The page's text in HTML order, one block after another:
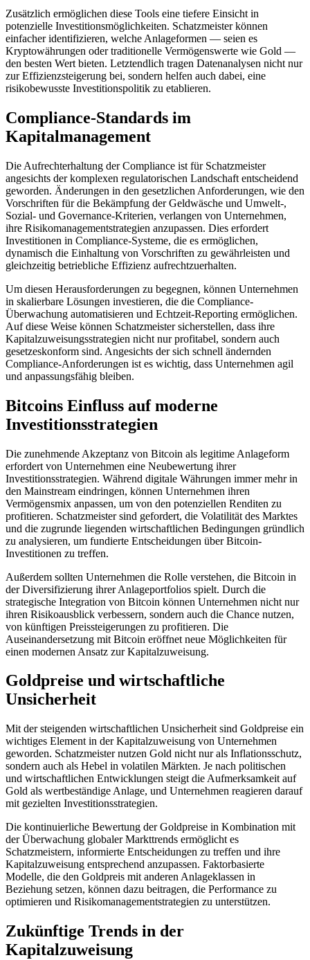
Zusätzlich ermöglichen diese Tools eine tiefere Einsicht in
potenzielle Investitionsmöglichkeiten. Schatzmeister können
einfacher identifizieren, welche Anlageformen — seien es
Kryptowährungen oder traditionelle Vermögenswerte wie Gold —
den besten Wert bieten. Letztendlich tragen Datenanalysen nicht nur
zur Effizienzsteigerung bei, sondern helfen auch dabei, eine
risikobewusste Investitionspolitik zu etablieren.
Compliance-Standards im
Kapitalmanagement
Die Aufrechterhaltung der Compliance ist für Schatzmeister
angesichts der komplexen regulatorischen Landschaft entscheidend
geworden. Änderungen in den gesetzlichen Anforderungen, wie den
Vorschriften für die Bekämpfung der Geldwäsche und Umwelt-,
Sozial- und Governance-Kriterien, verlangen von Unternehmen,
ihre Risikomanagementstrategien anzupassen. Dies erfordert
Investitionen in Compliance-Systeme, die es ermöglichen,
dynamisch die Einhaltung von Vorschriften zu gewährleisten und
gleichzeitig betriebliche Effizienz aufrechtzuerhalten.
Um diesen Herausforderungen zu begegnen, können Unternehmen
in skalierbare Lösungen investieren, die die Compliance-
Überwachung automatisieren und Echtzeit-Reporting ermöglichen.
Auf diese Weise können Schatzmeister sicherstellen, dass ihre
Kapitalzuweisungsstrategien nicht nur profitabel, sondern auch
gesetzeskonform sind. Angesichts der sich schnell ändernden
Compliance-Anforderungen ist es wichtig, dass Unternehmen agil
und anpassungsfähig bleiben.
Bitcoins Einfluss auf moderne
Investitionsstrategien
Die zunehmende Akzeptanz von Bitcoin als legitime Anlageform
erfordert von Unternehmen eine Neubewertung ihrer
Investitionsstrategien. Während digitale Währungen immer mehr in
den Mainstream eindringen, können Unternehmen ihren
Vermögensmix anpassen, um von den potenziellen Renditen zu
profitieren. Schatzmeister sind gefordert, die Volatilität des Marktes
und die zugrunde liegenden wirtschaftlichen Bedingungen gründlich
zu analysieren, um fundierte Entscheidungen über Bitcoin-
Investitionen zu treffen.
Außerdem sollten Unternehmen die Rolle verstehen, die Bitcoin in
der Diversifizierung ihrer Anlageportfolios spielt. Durch die
strategische Integration von Bitcoin können Unternehmen nicht nur
ihren Risikoausblick verbessern, sondern auch die Chance nutzen,
von künftigen Preissteigerungen zu profitieren. Die
Auseinandersetzung mit Bitcoin eröffnet neue Möglichkeiten für
einen modernen Ansatz zur Kapitalzuweisung.
Goldpreise und wirtschaftliche
Unsicherheit
Mit der steigenden wirtschaftlichen Unsicherheit sind Goldpreise ein
wichtiges Element in der Kapitalzuweisung von Unternehmen
geworden. Schatzmeister nutzen Gold nicht nur als Inflationsschutz,
sondern auch als Hebel in volatilen Märkten. Je nach politischen
und wirtschaftlichen Entwicklungen steigt die Aufmerksamkeit auf
Gold als wertbeständige Anlage, und Unternehmen reagieren darauf
mit gezielten Investitionsstrategien.
Die kontinuierliche Bewertung der Goldpreise in Kombination mit
der Überwachung globaler Markttrends ermöglicht es
Schatzmeistern, informierte Entscheidungen zu treffen und ihre
Kapitalzuweisung entsprechend anzupassen. Faktorbasierte
Modelle, die den Goldpreis mit anderen Anlageklassen in
Beziehung setzen, können dazu beitragen, die Performance zu
optimieren und Risikomanagementstrategien zu unterstützen.
Zukünftige Trends in der
Kapitalzuweisung